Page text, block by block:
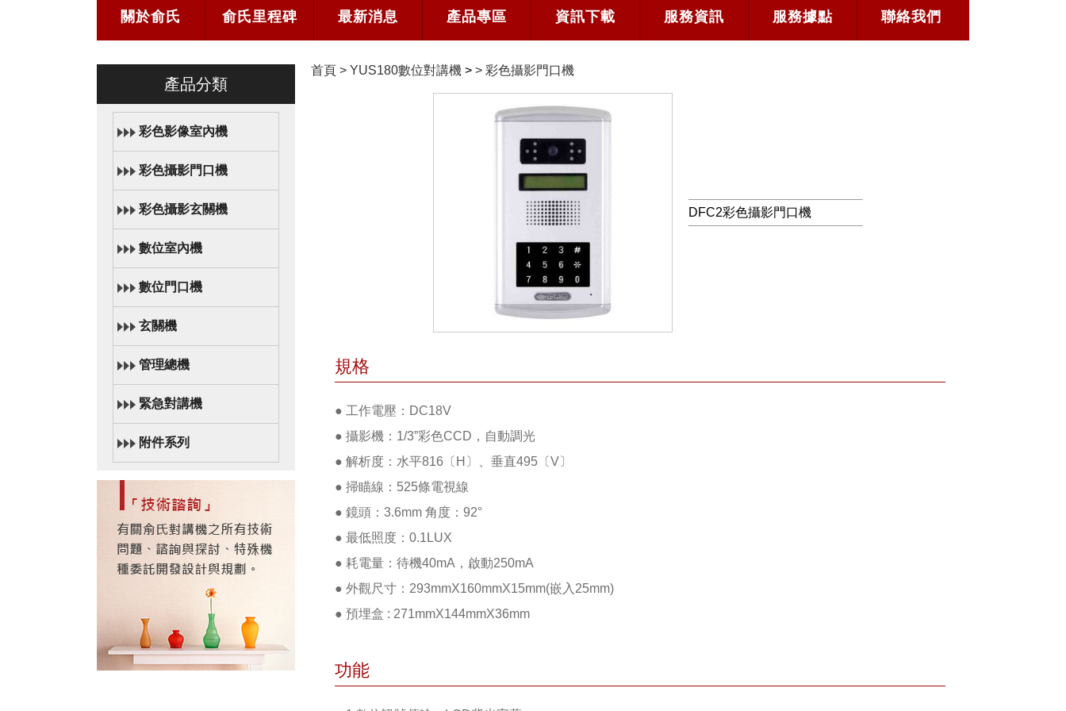
關於俞氏 俞氏里程碑 最新消息 產品專區 資訊下載 服務資訊 服務據點 聯絡我們
產品分類
彩色影像室內機
彩色攝影門口機
彩色攝影玄關機
數位室內機
數位門口機
玄關機
管理總機
緊急對講機
附件系列
首頁 > YUS180數位對講機 > > 彩色攝影門口機
DFC2彩色攝影門口機
規格
● 工作電壓：DC18V
● 攝影機：1/3”彩色CCD，自動調光
● 解析度：水平816〔H〕、垂直495〔V〕
● 掃瞄線：525條電視線
● 鏡頭：3.6mm 角度：92°
● 最低照度：0.1LUX
● 耗電量：待機40mA，啟動250mA
● 外觀尺寸：293mmX160mmX15mm(嵌入25mm)
● 預埋盒 : 271mmX144mmX36mm
功能